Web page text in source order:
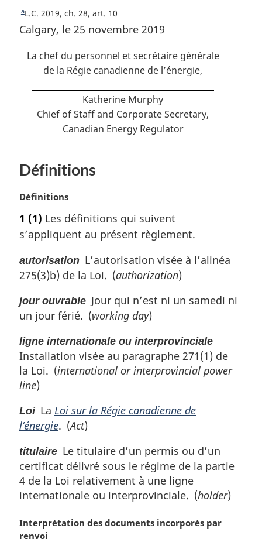
R
e
é
e
c
e
e
l
n
o
t
e
d
e
b
a
d
e
a
g
e
aL.C. 2019, ch. 28, art. 10
Calgary, le 25 novembre 2019
La chef du personnel et secrétaire générale
de la Régie canadienne de l’énergie,
Katherine Murphy
Chief of Staff and Corporate Secretary,
Canadian Energy Regulator
Définitions
N
t
e
a
r
i
n
l
e
:
Définitions
1 (1) Les définitions qui suivent
s’appliquent au présent règlement.
autorisation L’autorisation visée à l’alinéa
275(3)b) de la Loi. (authorization)
jour ouvrable Jour qui n’est ni un samedi ni
un jour férié. (working day)
ligne internationale ou interprovinciale
Installation visée au paragraphe 271(1) de
la Loi. (international or interprovincial power
line)
LoiLa Loi sur la Régie canadienne de
l’énergie. (Act)
titulaire Le titulaire d’un permis ou d’un
certificat délivré sous le régime de la partie
4 de la Loi relativement à une ligne
internationale ou interprovinciale. (holder)
N
o
Interprétation des documents incorporés par
renvoi